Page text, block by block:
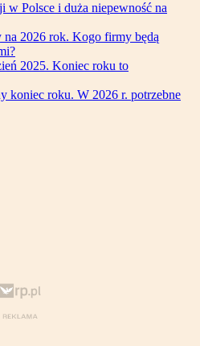
w Polsce i duża niepewność na
na 2026 rok. Kogo firmy będą
2025. Koniec roku to
koniec roku. W 2026 r. potrzebne